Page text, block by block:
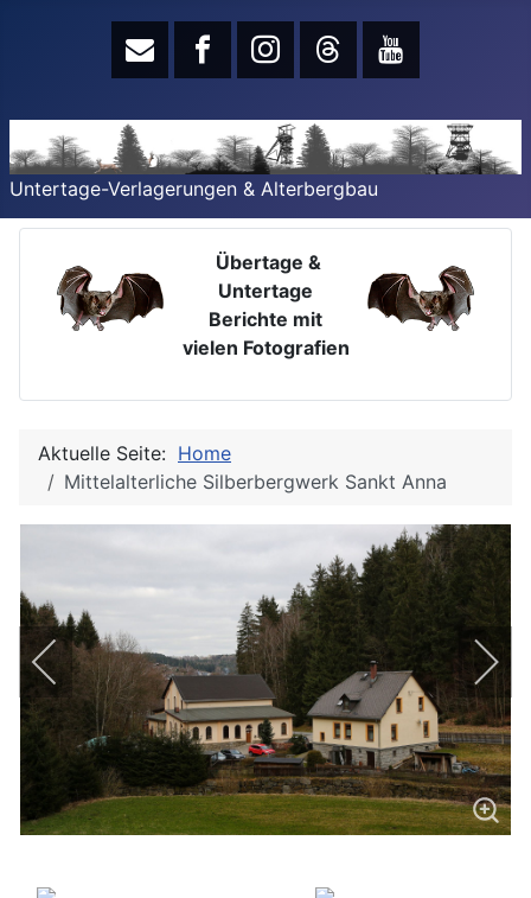
Untertage-Verlagerungen & Alterbergbau
Übertage &
Untertage
Berichte mit
vielen Fotografien
Aktuelle Seite: Home
Mittelalterliche Silberbergwerk Sankt Anna